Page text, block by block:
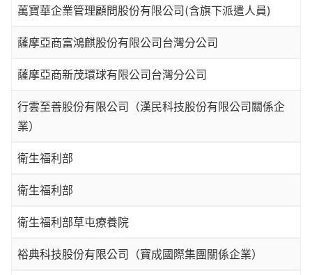
萬寶華企業管理顧問股份有限公司(含旗下派遣人員)
薩摩亞商富鴻麒股份有限公司台灣分公司
薩摩亞商新茂環球有限公司台灣分公司
行雲至善股份有限公司（漢民科技股份有限公司關係企
業）
衛生福利部
衛生福利部
衛生福利部草屯療養院
裕典科技股份有限公司（寶成國際集團關係企業）